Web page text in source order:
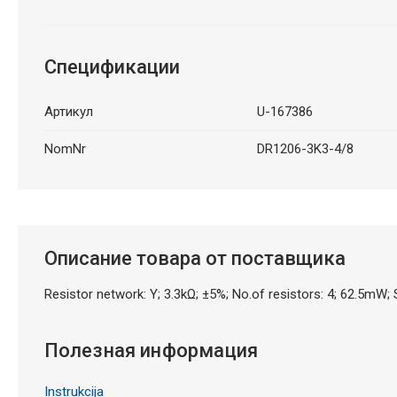
Спецификации
Артикул U-167386
NomNr DR1206-3K3-4/8
Описание товара от поставщика
Resistor network: Y; 3.3kΩ; ±5%; No.of resistors: 4; 62.5mW;
Полезная информация
Instrukcija